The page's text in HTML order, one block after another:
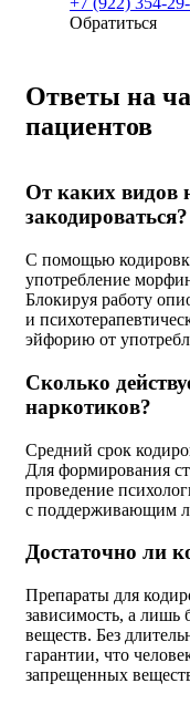
Обратиться
Ответы на
пациентов
От каких видов
закодироваться?
С помощью
употребление
Блокируя работу
и
эйфорию от
Сколько
наркотиков?
Средний срок
Для формирования
проведение
с поддерживающим
Достаточно ли
Препараты для
зависимость, а лишь
веществ. Без
гарантии, что
запрещенных